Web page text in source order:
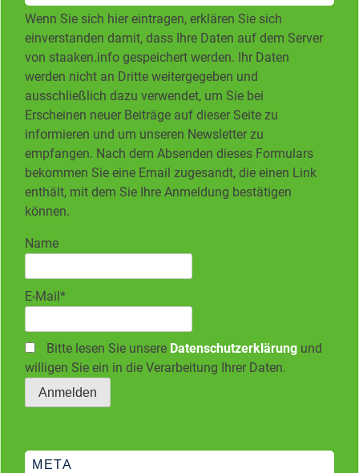
Wenn Sie sich hier eintragen, erklären Sie sich
einverstanden damit, dass Ihre Daten auf dem Server
von staaken.info gespeichert werden. Ihr Daten
werden nicht an Dritte weitergegeben und
ausschließlich dazu verwendet, um Sie bei
Erscheinen neuer Beiträge auf dieser Seite zu
informieren und um unseren Newsletter zu
empfangen. Nach dem Absenden dieses Formulars
bekommen Sie eine Email zugesandt, die einen Link
enthält, mit dem Sie Ihre Anmeldung bestätigen
können.
Name
E-Mail*
Bitte lesen Sie unsere Datenschutzerklärung und
willigen Sie ein in die Verarbeitung Ihrer Daten.
META